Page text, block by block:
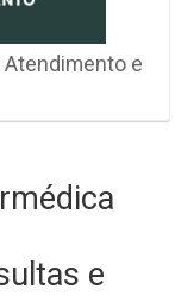
Atendimento e
e